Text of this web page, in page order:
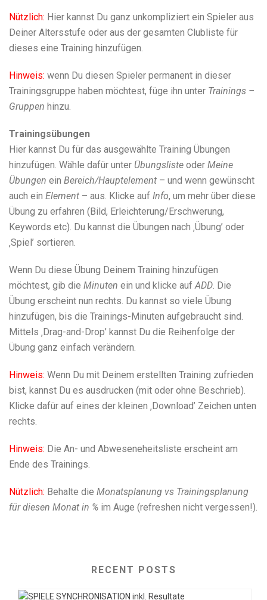
Nützlich: Hier kannst Du ganz unkompliziert ein Spieler aus
Deiner Altersstufe oder aus der gesamten Clubliste für
dieses eine Training hinzufügen.
Hinweis: wenn Du diesen Spieler permanent in dieser
Trainingsgruppe haben möchtest, füge ihn unter Trainings –
Gruppen hinzu.
Trainingsübungen
Hier kannst Du für das ausgewählte Training Übungen
hinzufügen. Wähle dafür unter Übungsliste oder Meine
Übungen ein Bereich/Hauptelement – und wenn gewünscht
auch ein Element – aus. Klicke auf Info, um mehr über diese
Übung zu erfahren (Bild, Erleichterung/Erschwerung,
Keywords etc). Du kannst die Übungen nach ‚Übung’ oder
‚Spiel’ sortieren.
Wenn Du diese Übung Deinem Training hinzufügen
möchtest, gib die Minuten ein und klicke aufADD. Die
Übung erscheint nun rechts. Du kannst so viele Übung
hinzufügen, bis die Trainings-Minuten aufgebraucht sind.
Mittels ‚Drag-and-Drop’ kannst Du die Reihenfolge der
Übung ganz einfach verändern.
Hinweis: Wenn Du mit Deinem erstellten Training zufrieden
bist, kannst Du es ausdrucken (mit oder ohne Beschrieb).
Klicke dafür auf eines der kleinen ‚Download’ Zeichen unten
rechts.
Hinweis: Die An- und Abweseneheitsliste erscheint am
Ende des Trainings.
Nützlich: Behalte die Monatsplanung vs Trainingsplanung
für diesen Monat in % im Auge (refreshen nicht vergessen!).
RECENT POSTS